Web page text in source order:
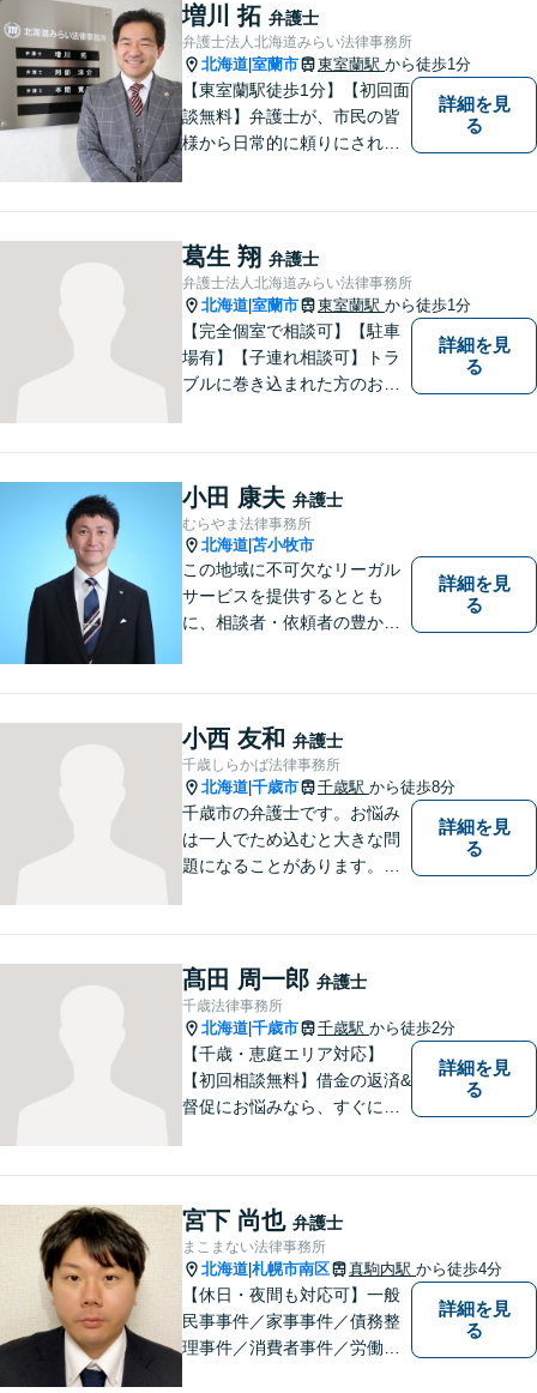
増川 拓 弁護士
弁護士法人北海道みらい法律事務所
北海道 室蘭市 東室蘭駅 から徒歩1分
【東室蘭駅徒歩1分】【初回面
談無料】弁護士が、市民の皆
様から日常的に頼りにされる
い未来へと導きます。お気軽
にご相談ください。【駐車場
あり】
詳細を見
る
葛生 翔 弁護士
弁護士法人北海道みらい法律事務所
北海道 室蘭市 東室蘭駅 から徒歩1分
【完全個室で相談可】【駐車
場有】【子連れ相談可】トラ
ブルに巻き込まれた方のお力
になれればと思っております
ので、どうぞお気軽にご相談
ください。
詳細を見
る
小田 康夫 弁護士
むらやま法律事務所
北海道 苫小牧市
この地域に不可欠なリーガル
サービスを提供するととも
に、相談者・依頼者の豊かな
士小田康夫）
詳細を見
る
小西 友和 弁護士
千歳しらかば法律事務所
北海道 千歳市 千歳駅 から徒歩8分
千歳市の弁護士です。お悩み
は一人でため込むと大きな問
題になることがあります。ぜ
詳細を見
る
髙田 周一郎 弁護士
千歳法律事務所
北海道 千歳市 千歳駅 から徒歩2分
【千歳・恵庭エリア対応】
【初回相談無料】借金の返済&
督促にお悩みなら、すぐにご
産の解決実績多数！【千歳駅
徒歩２分】【分割払い可】
詳細を見
る
宮下 尚也 弁護士
まこまない法律事務所
北海道 札幌市南区 真駒内駅 から徒歩4分
【休日・夜間も対応可】一般
民事事件／家事事件／債務整
理事件／消費者事件／労働事
詳細を見
る